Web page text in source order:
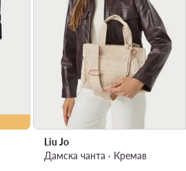
Liu Jo
Дамска чанта · Кремав